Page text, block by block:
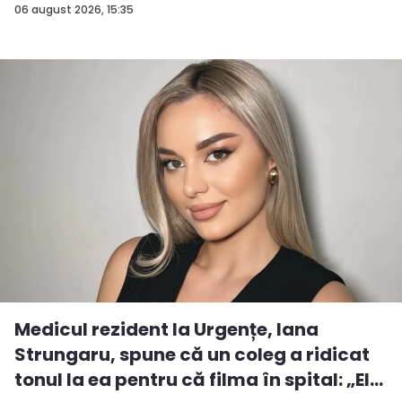
06 august 2026, 15:35
Medicul rezident la Urgențe, Iana
Strungaru, spune că un coleg a ridicat
tonul la ea pentru că filma în spital: „El